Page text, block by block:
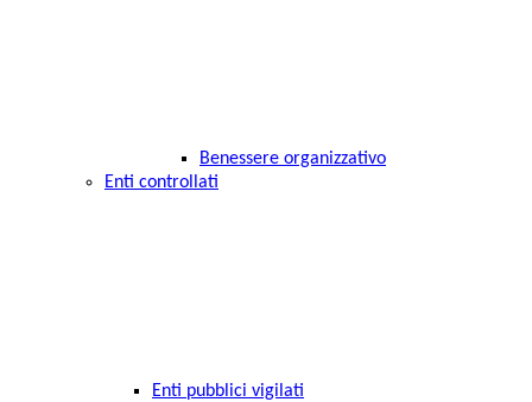
Benessere organizzativo
Enti controllati
Enti pubblici vigilati